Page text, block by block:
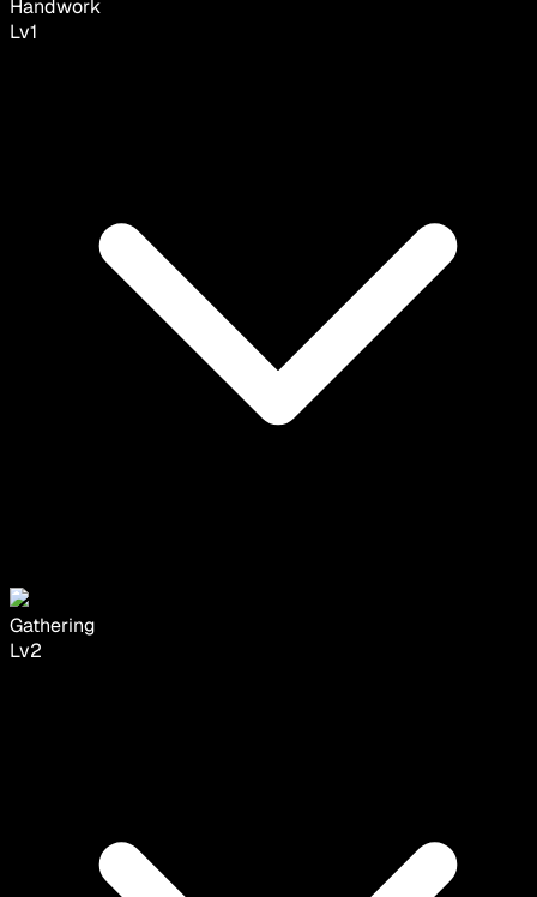
Handwork
Lv1
Gathering
Lv2